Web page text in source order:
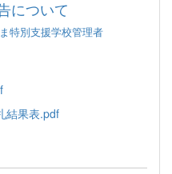
について
特別支援学校管理者
結果表.pdf